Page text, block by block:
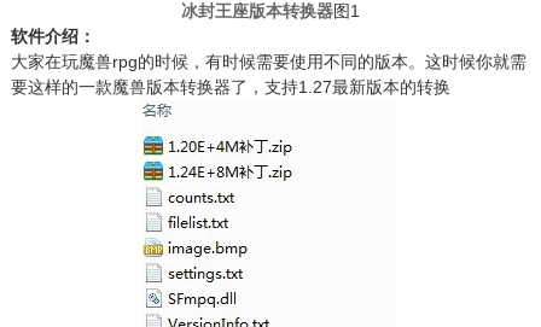
冰封王座版本转换器图1
软件介绍：
大家在玩魔兽rpg的时候，有时候需要使用不同的版本。这时候你就需
要这样的一款魔兽版本转换器了，支持1.27最新版本的转换